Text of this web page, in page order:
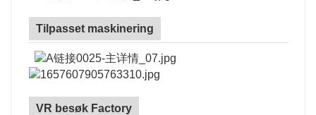
Tilpasset maskinering
VR besøk Factory